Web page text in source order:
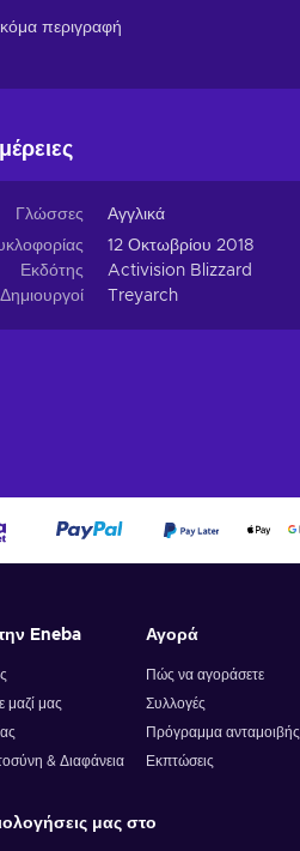
περιγραφή
Γλώσσες
Αγγλικά
12 Οκτωβρίου 2018
Εκδότης
Activision Blizzard
Δημιουργοί
Treyarch
Eneba
μαζί μας
& Διαφάνεια
Αγορά
Πώς να αγοράσετε
Συλλογές
Πρόγραμμα ανταμοιβής
Εκπτώσεις
μας στο